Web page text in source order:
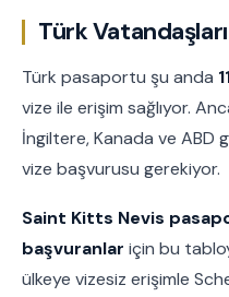
Türk
Türk pasaportu şu anda
vize ile erişim sağlıyor.
İngiltere, Kanada ve ABD
vize başvurusu gerekiyor.
Saint Kitts Nevis
başvuranlar için bu
ülkeye vizesiz erişimle